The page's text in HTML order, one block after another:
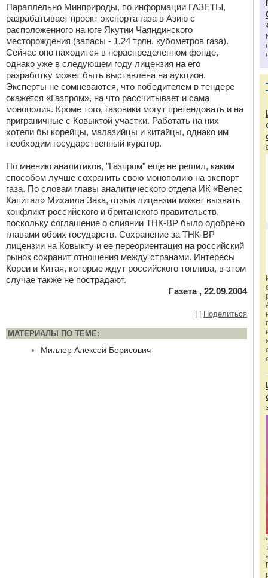
Параллельно Минприроды, по информации ГАЗЕТЫ,
разрабатывает проект экспорта газа в Азию с
расположенного на юге Якутии Чаяндинского
месторождения (запасы - 1,24 трлн. кубометров газа).
Сейчас оно находится в нераспределенном фонде,
однако уже в следующем году лицензия на его
разработку может быть выставлена на аукцион.
Эксперты не сомневаются, что победителем в тендере
окажется «Газпром», на что рассчитывает и сама
монополия. Кроме того, газовики могут претендовать и на
приграничные с Ковыктой участки. Работать на них
хотели бы корейцы, малазийцы и китайцы, однако им
необходим государственный куратор.
По мнению аналитиков, "Газпром" еще не решил, каким
способом лучше сохранить свою монополию на экспорт
газа. По словам главы аналитического отдела ИК «Велес
Капитал» Михаила Зака, отзыв лицензии может вызвать
конфликт российского и британского правительств,
поскольку соглашение о слиянии ТНК-ВР было одобрено
главами обоих государств. Сохранение за ТНК-ВР
лицензии на Ковыкту и ее переориентация на российский
рынок сохранит отношения между странами. Интересы
Кореи и Китая, которые ждут российского топлива, в этом
случае также не пострадают.
Газета , 22.09.2004
Поделиться
МАТЕРИАЛЫ ПО ТЕМЕ:
Миллер Алексей Борисович